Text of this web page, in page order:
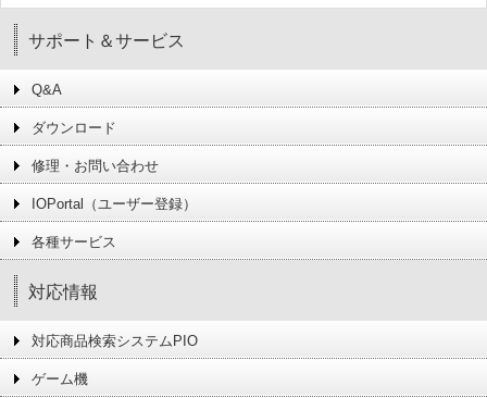
サポート＆サービス
Q&A
ダウンロード
修理・お問い合わせ
IOPortal（ユーザー登録）
各種サービス
対応情報
対応商品検索システムPIO
ゲーム機